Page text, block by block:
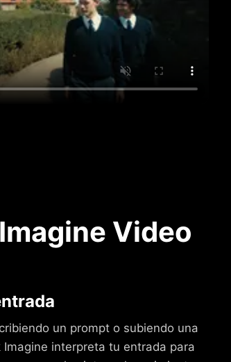
Video
un prompt o subiendo una
Imagine interpreta tu entrada para